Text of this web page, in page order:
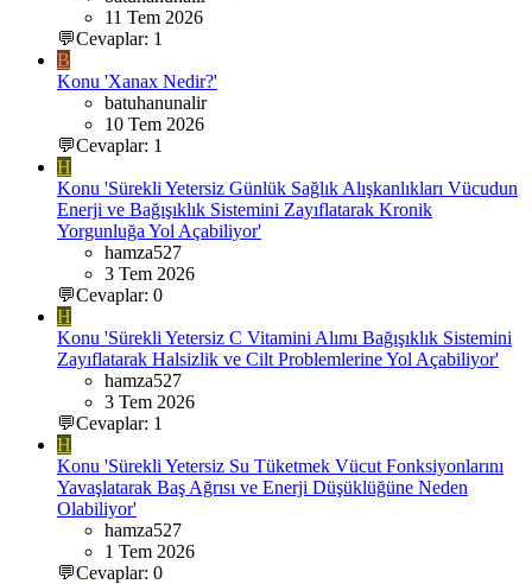
11 Tem 2026
💬Cevaplar: 1
B
Konu 'Xanax Nedir?'
batuhanunalir
10 Tem 2026
💬Cevaplar: 1
H
Konu 'Sürekli Yetersiz Günlük Sağlık Alışkanlıkları Vücudun
Enerji ve Bağışıklık Sistemini Zayıflatarak Kronik
Yorgunluğa Yol Açabiliyor'
hamza527
3 Tem 2026
💬Cevaplar: 0
H
Konu 'Sürekli Yetersiz C Vitamini Alımı Bağışıklık Sistemini
Zayıflatarak Halsizlik ve Cilt Problemlerine Yol Açabiliyor'
hamza527
3 Tem 2026
💬Cevaplar: 1
H
Konu 'Sürekli Yetersiz Su Tüketmek Vücut Fonksiyonlarını
Yavaşlatarak Baş Ağrısı ve Enerji Düşüklüğüne Neden
Olabiliyor'
hamza527
1 Tem 2026
💬Cevaplar: 0